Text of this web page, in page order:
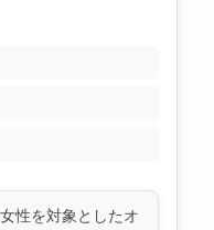
性を対象としたオ